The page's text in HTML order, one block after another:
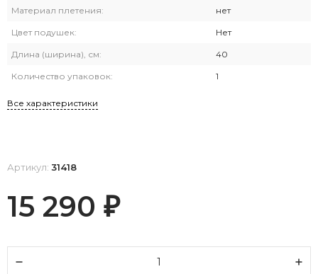
Материал плетения: нет
Цвет подушек: Нет
Длина (ширина), см: 40
Количество упаковок: 1
Все характеристики
Артикул: 31418
15 290 ₽